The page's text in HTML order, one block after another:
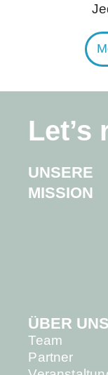
Let’s
UNSERE
MISSION
ÜBER UNS
Team
Partner